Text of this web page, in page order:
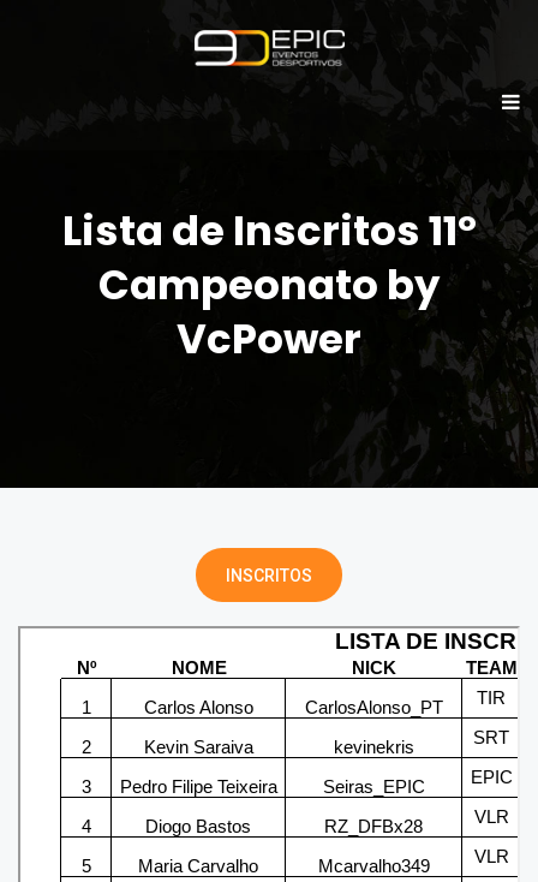
Lista de Inscritos 11º
Campeonato by
VcPower
INSCRITOS